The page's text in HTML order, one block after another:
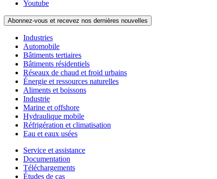
Youtube
Abonnez-vous et recevez nos dernières nouvelles
Industries
Automobile
Bâtiments tertiaires
Bâtiments résidentiels
Réseaux de chaud et froid urbains
Énergie et ressources naturelles
Aliments et boissons
Industrie
Marine et offshore
Hydraulique mobile
Réfrigération et climatisation
Eau et eaux usées
Service et assistance
Documentation
Téléchargements
Études de cas